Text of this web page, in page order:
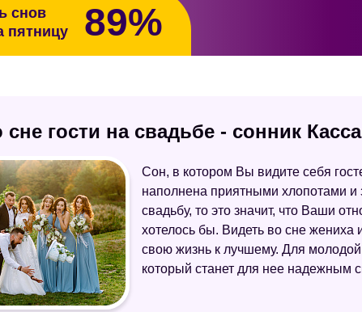
снов
пятницу
89%
сне гости на свадьбе - сонник
Сон, в котором Вы видите себя
наполнена приятными хлопотами и
свадьбу, то это значит, что Ваши
хотелось бы. Видеть во сне жениха
свою жизнь к лучшему. Для
который станет для нее надежным